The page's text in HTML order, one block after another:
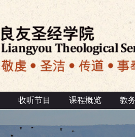
收听节目 课程概览 教